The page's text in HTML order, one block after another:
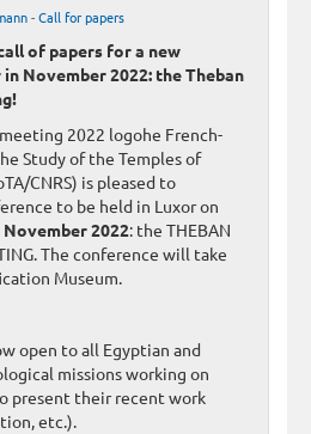
-Call for papers
of papers for a new
November 2022: the Theban
2022 logohe French-
Study of the Temples of
CNRS) is pleased to
to be held in Luxor on
2022: the THEBAN
The conference will take
Museum.
open to all Egyptian and
missions working on
present their recent work
etc.).